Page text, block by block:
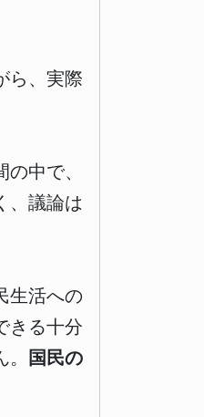
ら、実際
中で、
、議論は
生活への
きる十分
国民の